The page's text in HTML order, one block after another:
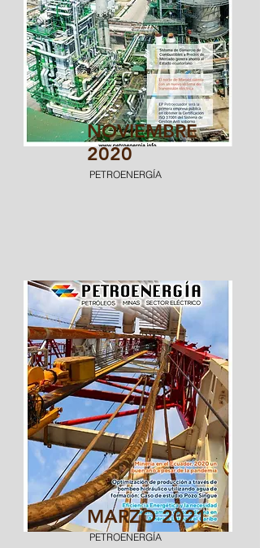
NOVIEMBRE
2020
PETROENERGÍA
MARZO 2021
PETROENERGÍA